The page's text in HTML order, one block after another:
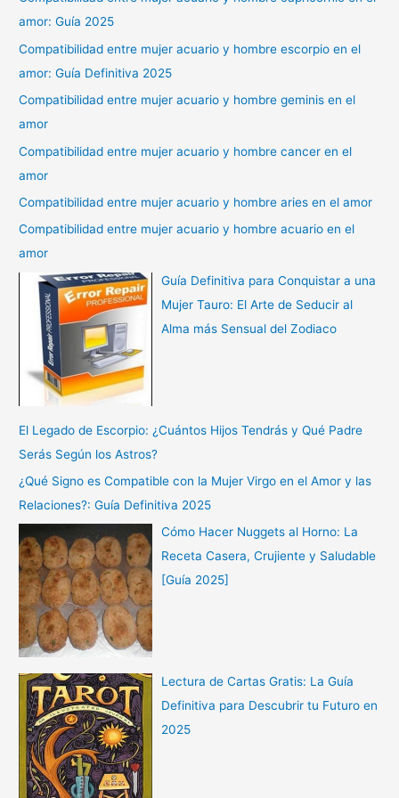
amor: Guía 2025
Compatibilidad entre mujer acuario y hombre escorpio en el
amor: Guía Definitiva 2025
Compatibilidad entre mujer acuario y hombre geminis en el
amor
Compatibilidad entre mujer acuario y hombre cancer en el
amor
Compatibilidad entre mujer acuario y hombre aries en el amor
Compatibilidad entre mujer acuario y hombre acuario en el
amor
Guía Definitiva para Conquistar a una
Mujer Tauro: El Arte de Seducir al
Alma más Sensual del Zodiaco
El Legado de Escorpio: ¿Cuántos Hijos Tendrás y Qué Padre
Serás Según los Astros?
¿Qué Signo es Compatible con la Mujer Virgo en el Amor y las
Relaciones?: Guía Definitiva 2025
Cómo Hacer Nuggets al Horno: La
Receta Casera, Crujiente y Saludable
[Guía 2025]
Lectura de Cartas Gratis: La Guía
Definitiva para Descubrir tu Futuro en
2025